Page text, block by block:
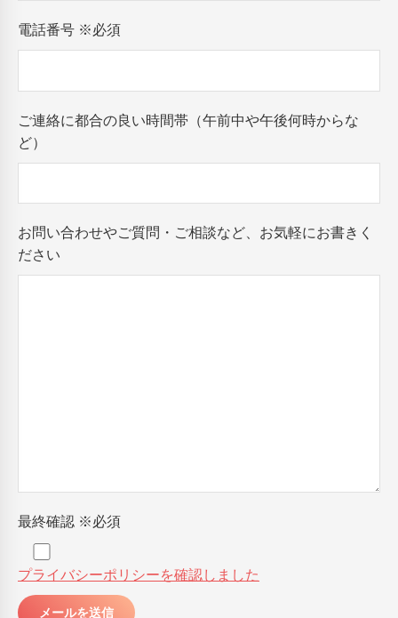
電話番号 ※必須
ご連絡に都合の良い時間帯（午前中や午後何時からな
ど）
お問い合わせやご質問・ご相談など、お気軽にお書きく
ださい
最終確認 ※必須
プライバシーポリシーを確認しました